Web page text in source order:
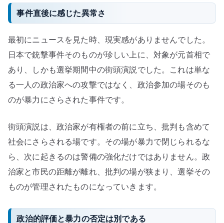
事件直後に感じた異常さ
最初にニュースを見た時、現実感がありませんでした。
日本で銃撃事件そのものが珍しい上に、対象が元首相で
あり、しかも選挙期間中の街頭演説でした。これは単な
る一人の政治家への攻撃ではなく、政治参加の場そのも
のが暴力にさらされた事件です。
街頭演説は、政治家が有権者の前に立ち、批判も含めて
社会にさらされる場です。その場が暴力で閉じられるな
ら、次に起きるのは警備の強化だけではありません。政
治家と市民の距離が離れ、批判の場が狭まり、選挙その
ものが管理されたものになっていきます。
政治的評価と暴力の否定は別である